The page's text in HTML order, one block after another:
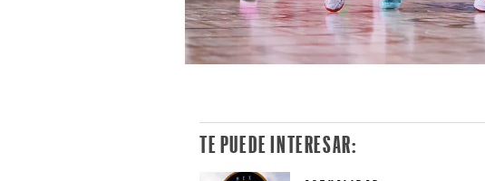
TE PUEDE INTERESAR: